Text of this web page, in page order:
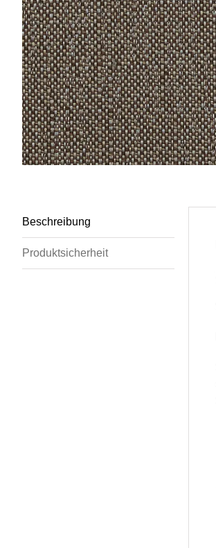
Beschreibung
Produktsicherheit